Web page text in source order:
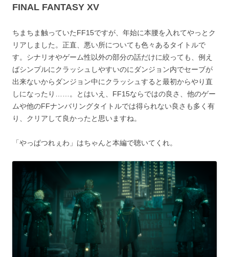
FINAL FANTASY XV
ちまちま触っていたFF15ですが、年始に本腰を入れてやっとク
リアしました。正直、悪い所についても色々あるタイトルで
す。シナリオやゲーム性以外の部分の話だけに絞っても、例え
ばシンプルにクラッシュしやすいのにダンジョン内でセーブが
出来ないからダンジョン中にクラッシュすると最初からやり直
しになったり……。とはいえ、FF15ならではの良さ、他のゲー
ムや他のFFナンバリングタイトルでは得られない良さも多く有
り、クリアして良かったと思いますね。
「やっぱつれぇわ」はちゃんと本編で聴いてくれ。